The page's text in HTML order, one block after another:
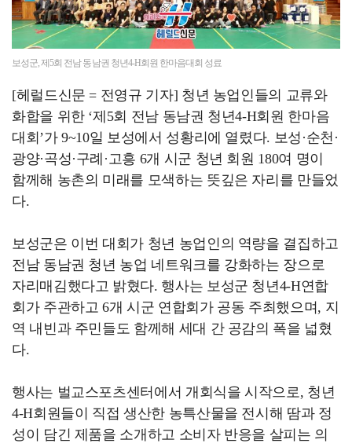
보성군, 제5회 전남 동남권 청년4-H회원 한마음대회 성료
[헤럴드신문 = 전영규 기자] 청년 농업인들의 교류와
화합을 위한 ‘제5회 전남 동남권 청년4-H회원 한마음
대회’가 9~10일 보성에서 성황리에 열렸다. 보성·순천·
광양·곡성·구례·고흥 6개 시군 청년 회원 180여 명이
함께해 농촌의 미래를 모색하는 뜻깊은 자리를 만들었
다.
보성군은 이번 대회가 청년 농업인의 역량을 결집하고
전남 동남권 청년 농업 네트워크를 강화하는 장으로
자리매김했다고 밝혔다. 행사는 보성군 청년4-H연합
회가 주관하고 6개 시군 연합회가 공동 주최했으며, 지
역 내빈과 주민들도 함께해 세대 간 공감의 폭을 넓혔
다.
행사는 벌교스포츠센터에서 개회식을 시작으로, 청년
4-H회원들이 직접 생산한 농특산물을 전시해 땀과 정
성이 담긴 제품을 소개하고 소비자 반응을 살피는 의